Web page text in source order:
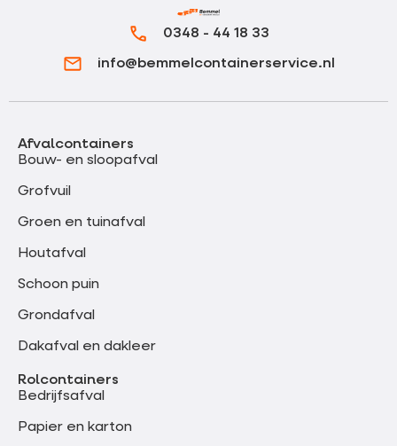
0348 - 44 18 33
info@bemmelcontainerservice.nl
Afvalcontainers
Bouw- en sloopafval
Grofvuil
Groen en tuinafval
Houtafval
Schoon puin
Grondafval
Dakafval en dakleer
Rolcontainers
Bedrijfsafval
Papier en karton